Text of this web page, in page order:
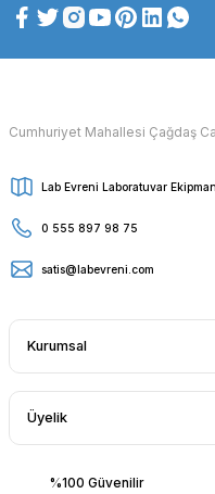
Cumhuriyet Mahallesi Çağdaş
Lab Evreni Laboratuvar
0 555 897 98 75
satis@labevreni.com
Kurumsal
Üyelik
%100 Güvenilir